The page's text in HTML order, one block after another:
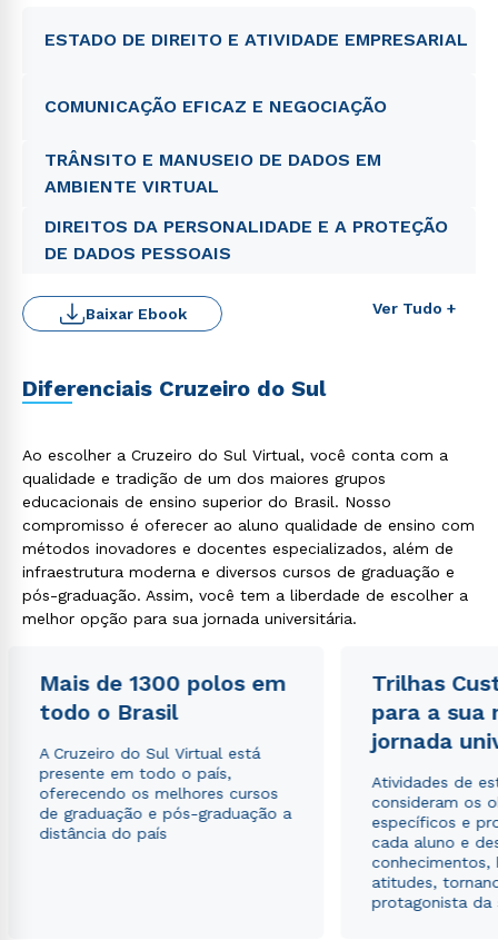
ESTADO DE DIREITO E ATIVIDADE EMPRESARIAL
COMUNICAÇÃO EFICAZ E NEGOCIAÇÃO
TRÂNSITO E MANUSEIO DE DADOS EM
AMBIENTE VIRTUAL
DIREITOS DA PERSONALIDADE E A PROTEÇÃO
DE DADOS PESSOAIS
Ver Tudo +
Baixar Ebook
Diferenciais Cruzeiro do Sul
Ao escolher a Cruzeiro do Sul Virtual, você conta com a
qualidade e tradição de um dos maiores grupos
educacionais de ensino superior do Brasil. Nosso
compromisso é oferecer ao aluno qualidade de ensino com
métodos inovadores e docentes especializados, além de
infraestrutura moderna e diversos cursos de graduação e
pós-graduação. Assim, você tem a liberdade de escolher a
melhor opção para sua jornada universitária.
Mais de 1300 polos em
todo o Brasil
A Cruzeiro do Sul Virtual está
presente em todo o país,
oferecendo os melhores cursos
de graduação e pós-graduação a
distância do país
Trilhas
para a sua
jornada
Atividades de
consideram os
específicos e
cada aluno e
conhecimentos,
atitudes,
protagonista da
Rápido e fácil
WhatsApp
ou
Estou de acordo com aPolítica de Privacidade.e
autorizo que meus dados sejam utilizados para o